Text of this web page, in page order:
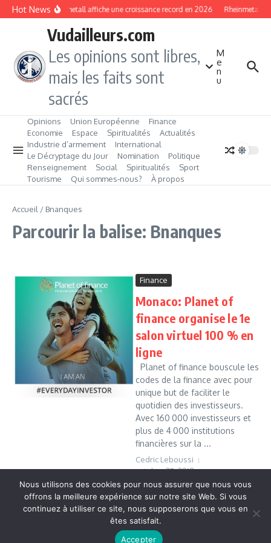
Aller au contenu
Hot NewsRheinmetall affiche une croissance record en 2026 Rheinmetall
Vudailleurs.com
Les opinions sont libres,
mais les faits sont
sacrés
M
e
n
u
Opinions Union Européenne
Finance
Economie
Espace Spiritualités
Actualités
Industrie d’armement
International
Le Décryptage du Jour
Nomination
Politique
Renseignement
Social Spiritualités
Sport
Tourisme
Qui sommes‑nous? À propos
Accueil / Bnanques
Parcourir la balise: Bnanques
Finance
Monaco: Planet of
finance organise le 1e
salon virtuel 100 % en
ligne
Planet of finance bouscule les
codes de la finance avec pour
unique but de faciliter le
quotidien des investisseurs.
Avec 160 000 investisseurs et
plus de 4 000 institutions
financières sur la ...
Cedric Leboussi
octobre 27, 2018
Read More
Copyright © 2026 Vudailleurs.com | Réalisé par
d'actualités X
Nous utilisons des cookies pour nous assurer que nous vous
offrons la meilleure expérience sur notre site Web. Si vous
continuez à utiliser ce site, nous supposerons que vous en
êtes satisfait.
Accepter